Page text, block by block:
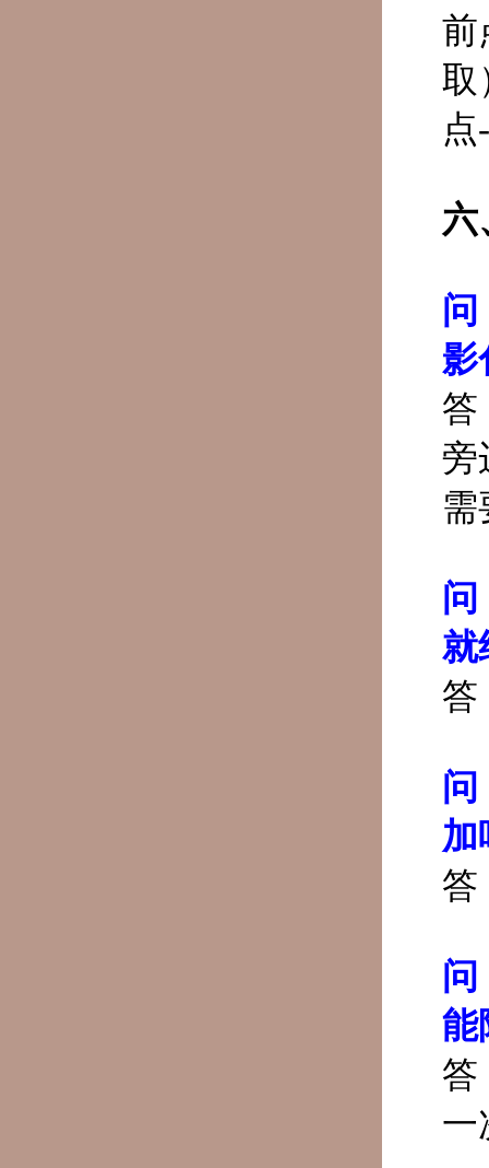
前
取
六
问
影
答
旁
需
问
就
答
问
加
答
问
能
答
一